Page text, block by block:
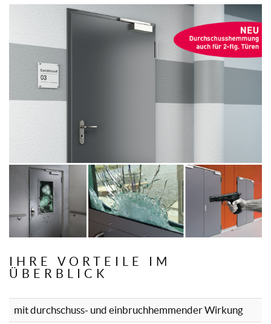
IHRE VORTEILE IM
ÜBERBLICK
mit durchschuss- und einbruchhemmender Wirkung